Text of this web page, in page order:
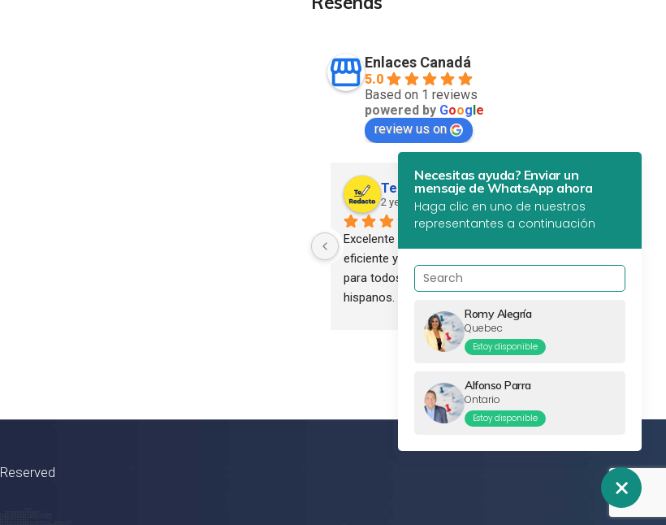
Enlaces Canadá
5.0
Based on 1 reviews
powered by Google
review us on
Te Redacto Global
2 years ago
Excelente servicio. Profesional,
eficiente y confiable. Recomendado
para todos los empresarios
hispanos.
Necesitas ayuda? Enviar un
mensaje de WhatsApp ahora
Haga clic en uno de nuestros
representantes a continuación
Romy Alegría
Quebec
Estoy disponible
Alfonso Parra
Ontario
Estoy disponible